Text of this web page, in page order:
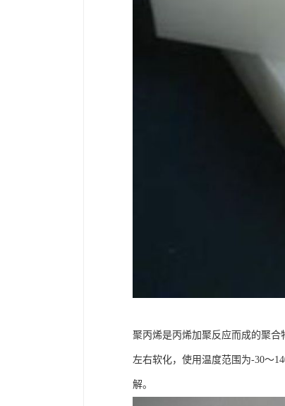
聚丙烯是丙烯加聚反应而成的聚
左右软化，使用温度范围为-30～
解。